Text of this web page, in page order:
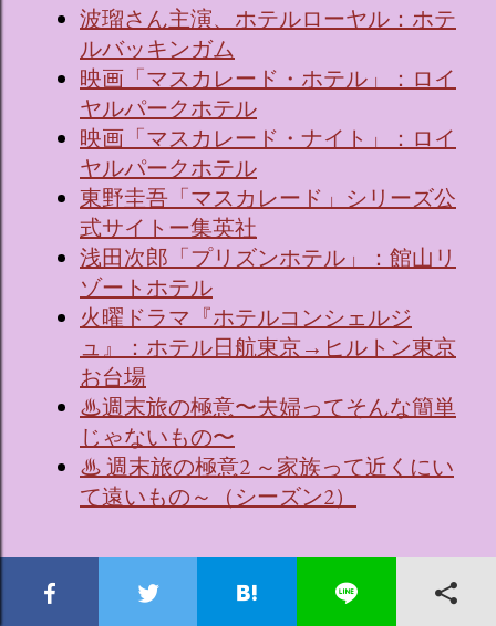
波瑠さん主演、ホテルローヤル：ホテ
ルバッキンガム
映画「マスカレード・ホテル」：ロイ
ヤルパークホテル
映画「マスカレード・ナイト」：ロイ
ヤルパークホテル
東野圭吾「マスカレード」シリーズ公
式サイトー集英社
浅田次郎「プリズンホテル」：館山リ
ゾートホテル
火曜ドラマ『ホテルコンシェルジ
ュ』：ホテル日航東京→ヒルトン東京
お台場
♨週末旅の極意〜夫婦ってそんな簡単
じゃないもの〜
♨ 週末旅の極意2 ～家族って近くにい
て遠いもの～（シーズン2）